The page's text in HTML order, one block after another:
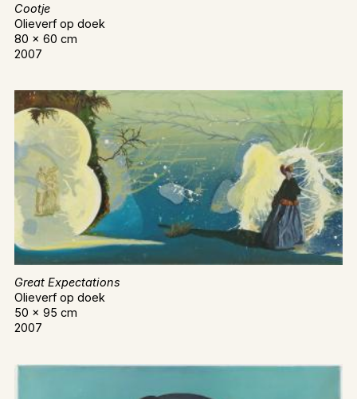
Cootje
Olieverf op doek
80 x 60 cm
2007
Great Expectations
Olieverf op doek
50 x 95 cm
2007